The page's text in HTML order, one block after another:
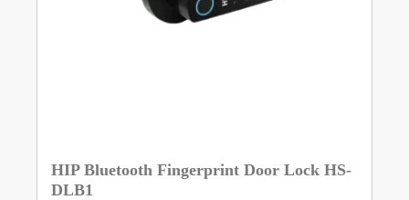
HIP Bluetooth Fingerprint Door Lock HS-
DLB1